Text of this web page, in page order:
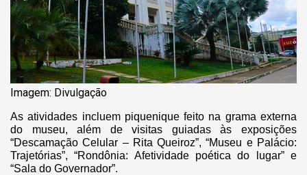
Imagem: Divulgação
As atividades incluem piquenique feito na grama externa
do museu, além de visitas guiadas às exposições
“Descamação Celular – Rita Queiroz”, “Museu e Palácio:
Trajetórias”, “Rondônia: Afetividade poética do lugar” e
“Sala do Governador”.